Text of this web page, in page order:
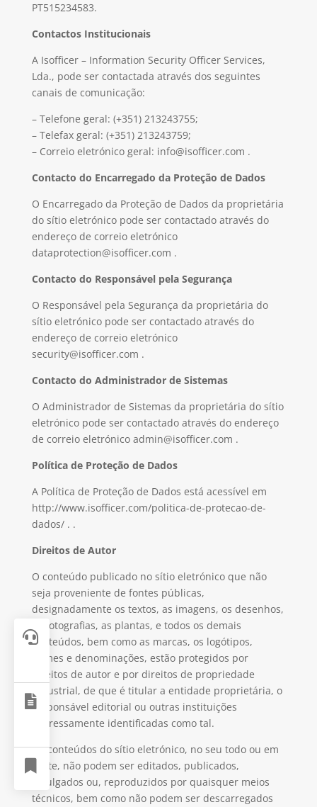


PT515234583.
Contactos Institucionais
A Isofficer – Information Security Officer Services,
Lda., pode ser contactada através dos seguintes
canais de comunicação:
– Telefone geral: (+351) 213243755;
– Telefax geral: (+351) 213243759;
– Correio eletrónico geral: info@isofficer.com .
Contacto do Encarregado da Proteção de Dados
O Encarregado da Proteção de Dados da proprietária
do sítio eletrónico pode ser contactado através do
endereço de correio eletrónico
dataprotection@isofficer.com .
Contacto do Responsável pela Segurança
O Responsável pela Segurança da proprietária do
sítio eletrónico pode ser contactado através do
endereço de correio eletrónico
security@isofficer.com .
Contacto do Administrador de Sistemas
O Administrador de Sistemas da proprietária do sítio
eletrónico pode ser contactado através do endereço
de correio eletrónico admin@isofficer.com .
Política de Proteção de Dados
A Política de Proteção de Dados está acessível em
http://www.isofficer.com/politica-de-protecao-de-
dados/ . .
Direitos de Autor
O conteúdo publicado no sítio eletrónico que não
seja proveniente de fontes públicas,
designadamente os textos, as imagens, os desenhos,
as fotografias, as plantas, e todos os demais
conteúdos, bem como as marcas, os logótipos,
nomes e denominações, estão protegidos por
direitos de autor e por direitos de propriedade
industrial, de que é titular a entidade proprietária, o
responsável editorial ou outras instituições
expressamente identificadas como tal.
Os conteúdos do sítio eletrónico, no seu todo ou em
parte, não podem ser editados, publicados,
divulgados ou, reproduzidos por quaisquer meios
técnicos, bem como não podem ser descarregados